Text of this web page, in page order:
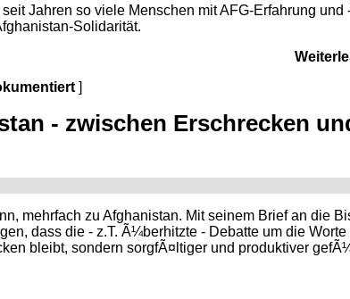
Jahren so viele Menschen mit AFG-Erfahrung und
Solidarität.
]
- zwischen Erschrecken
mehrfach zu Afghanistan. Mit seinem Brief an die
dass die - z.T. Ã¼berhitzte - Debatte um die
bleibt, sondern sorgfÃ¤ltiger und produktiver